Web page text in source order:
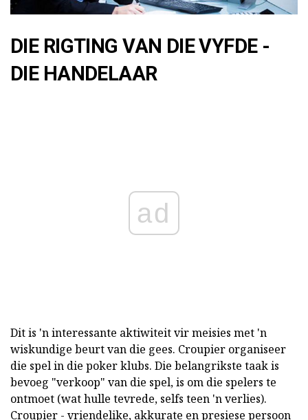
DIE RIGTING VAN DIE VYFDE -
DIE HANDELAAR
ad
Dit is 'n interessante aktiwiteit vir meisies met 'n
wiskundige beurt van die gees. Croupier organiseer
die spel in die poker klubs. Die belangrikste taak is
bevoeg "verkoop" van die spel, is om die spelers te
ontmoet (wat hulle tevrede, selfs teen 'n verlies).
Croupier - vriendelike, akkurate en presiese persoon